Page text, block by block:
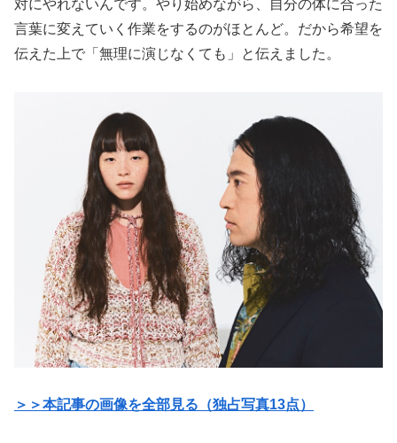
対にやれないんです。やり始めながら、自分の体に合った
言葉に変えていく作業をするのがほとんど。だから希望を
伝えた上で「無理に演じなくても」と伝えました。
＞＞本記事の画像を全部見る（独占写真13点）